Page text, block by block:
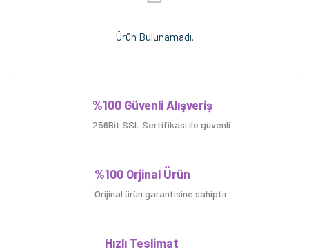
Ürün Bulunamadı.
%100 Güvenli Alışveriş
256Bit SSL Sertifikası ile güvenli
%100 Orjinal Ürün
Orijinal ürün garantisine sahiptir.
Hızlı Teslimat